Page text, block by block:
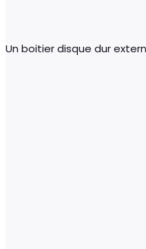
Un boitier disque dur